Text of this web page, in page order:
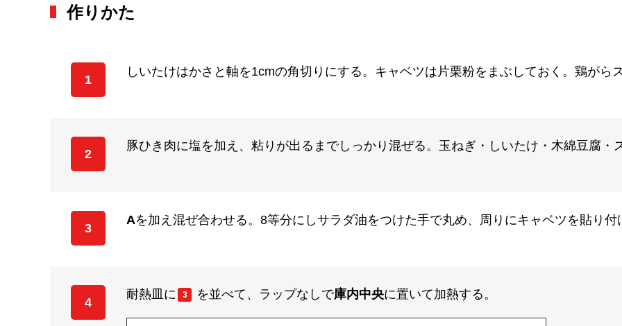
作りかた
1
しいたけはかさと軸を1cmの角切りにする。キャベツは片栗粉をまぶしておく。鶏がら
2
豚ひき肉に塩を加え、粘りが出るまでしっかり混ぜる。玉ねぎ・しいたけ・木綿豆腐・
3
Aを加え混ぜ合わせる。8等分にしサラダ油をつけた手で丸め、周りにキャベツを貼り付
4
耐熱皿に 3 を並べて、ラップなしで庫内中央に置いて加熱する。